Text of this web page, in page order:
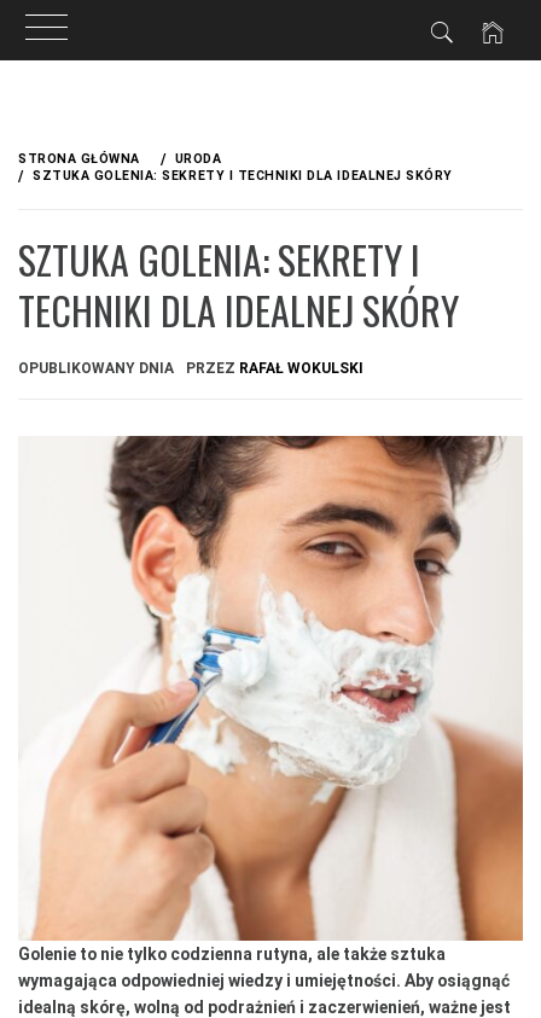
treściSTRONA GŁÓWNA
URODA
SZTUKA GOLENIA: SEKRETY I TECHNIKI DLA IDEALNEJ SKÓRY
SZTUKA GOLENIA: SEKRETY I
TECHNIKI DLA IDEALNEJ SKÓRY
OPUBLIKOWANY DNIA PRZEZ RAFAŁ WOKULSKI
Golenie to nie tylko codzienna rutyna, ale także sztuka
wymagająca odpowiedniej wiedzy i umiejętności. Aby osiągnąć
idealną skórę, wolną od podrażnień i zaczerwienień, ważne jest